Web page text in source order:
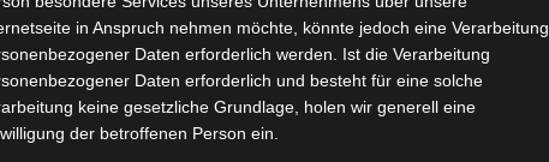
TikTok YouTube Kontakt
in Anspruch nehmen möchte, könnte jedoch eine Verarbeitung
Daten erforderlich werden. Ist die Verarbeitung
Daten erforderlich und besteht für eine solche
keine gesetzliche Grundlage, holen wir generell eine
der betroffenen Person ein.